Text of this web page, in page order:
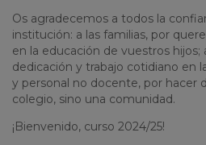
Os agradecemos a todos la
institución: a las familias, por
en la educación de vuestros hijos;
dedicación y trabajo cotidiano en
y personal no docente, por hacer
colegio, sino una comunidad.
¡Bienvenido, curso 2024/25!